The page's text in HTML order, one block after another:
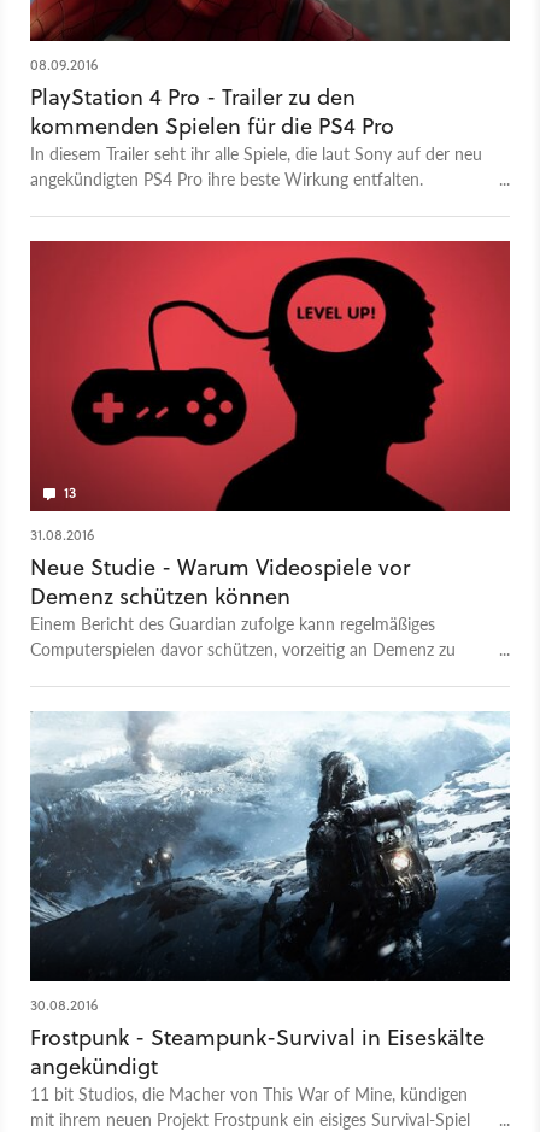
08.09.2016
PlayStation 4 Pro - Trailer zu den
kommenden Spielen für die PS4 Pro
In diesem Trailer seht ihr alle Spiele, die laut Sony auf der neu
angekündigten PS4 Pro ihre beste Wirkung entfalten.
plattformübergreifend möglich sein. Dessen ungeachtet
werden einige Spiele von dem Hardware-Upgrade der PS4 Pro
profitieren, beispielsweise von der Unterstützung einer 4K-
Auflösung, wofür ihr freilich aber auch einen entsprechenden
Bildschirm benötigt. Während des PlayStation-Events hat
Sony folgende Spiele genannt, die von der PS4 Pro unterstützt
werden: Deus Ex: Mankind Divided Rise of the Tomb Raider
Watch Dogs 2 Call of Duty: Infinite Warfare Killing Floor 2
Call of Duty: Modern Warfare Remastered Call of Duty: Black
Ops 3 FIFA 17 Battlefield 1 Dishonored 2 Mass Effect
Andromeda For Honor Spider-Man Horizon Zero Dawn
13
31.08.2016
Neue Studie - Warum Videospiele vor
Demenz schützen können
Einem Bericht des Guardian zufolge kann regelmäßiges
Computerspielen davor schützen, vorzeitig an Demenz zu
30.08.2016
Frostpunk - Steampunk-Survival in Eiseskälte
angekündigt
11 bit Studios, die Macher von This War of Mine, kündigen
mit ihrem neuen Projekt Frostpunk ein eisiges Survival-Spiel